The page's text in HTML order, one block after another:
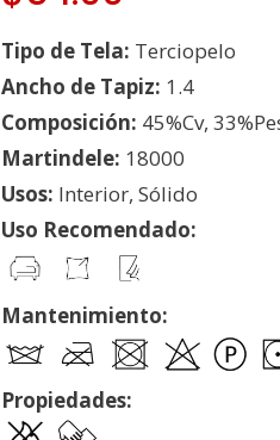
Tipo de Tela: Terciopelo
Ancho de Tapiz: 1.4
Composición: 45%Cv,
Martindele: 18000
Usos: Interior, Sólido
Uso Recomendado:
Mantenimiento:
Propiedades: